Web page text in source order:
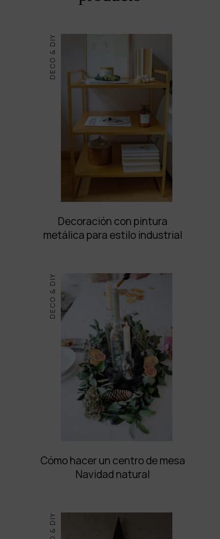
DECO & DIY
Decoración con pintura
metálica para estilo industrial
DECO & DIY
Cómo hacer un centro de mesa
Navidad natural